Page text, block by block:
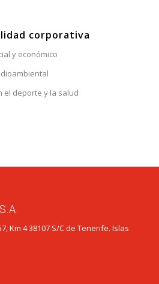
corporativa
y económico
el deporte y la salud
Km 4 38107 S/C de Tenerife. Islas